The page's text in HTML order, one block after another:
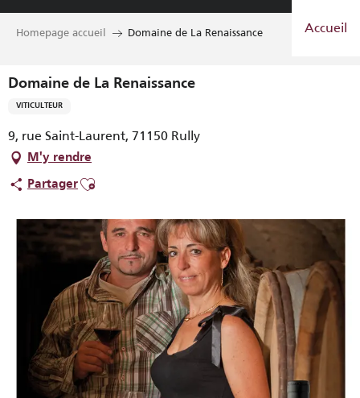
Aller
Accueil
Homepage accueil Domaine de La Renaissance
Domaine de La Renaissance
VITICULTEUR
9, rue Saint-Laurent, 71150 Rully
M'y rendre
PartagerAjouter aux favoris